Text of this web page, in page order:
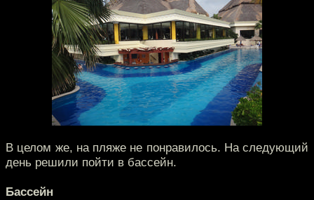
В целом же, на пляже не понравилось. На следующий
день решили пойти в бассейн.
Бассейн